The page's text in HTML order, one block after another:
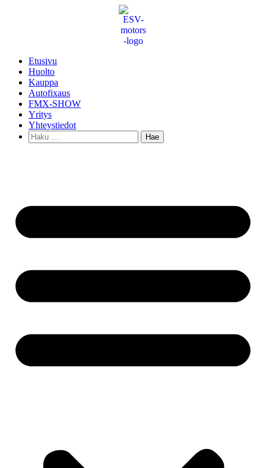
Etusivu
Huolto
Kauppa
Autofixaus
FMX-SHOW
Yritys
Yhteystiedot